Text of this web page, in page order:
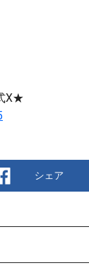
X★
シェア